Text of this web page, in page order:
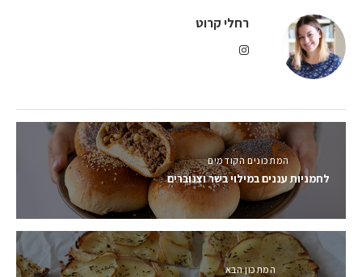
רחלי קרוט
המתכונים הקודמים
לחמניות עננים במילוי בשר וצנוברים
המתכון הבא